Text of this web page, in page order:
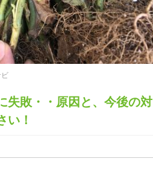
失敗・・原因と、今後の対
い！